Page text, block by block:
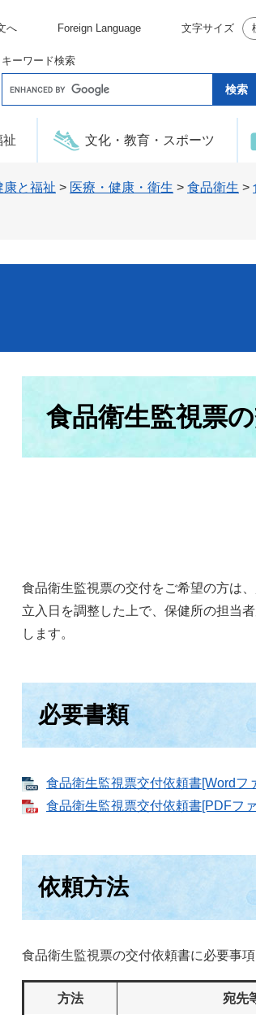
へ Foreign Language 文字サイズ
キーワード検索
o
e
タ
ム
祉 文化・教育・スポーツ
康と福祉 > 医療・健康・衛生 > 食品衛生 >
食品衛生監視票
食品衛生監視票の交付をご希望の方は
立入日を調整した上で、保健所の担当
します。
必要書類
食品衛生監視票交付依頼書[Wordフ
食品衛生監視票交付依頼書[PDFフ
依頼方法
食品衛生監視票の交付依頼書に必要事
方法 宛先